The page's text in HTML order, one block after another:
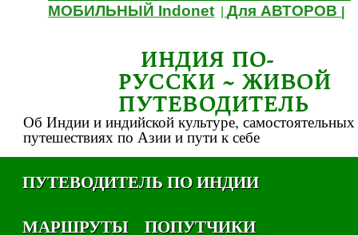
МОБИЛЬНЫЙ Indonet |Для АВТОРОВ
ИНДИЯ ПО-
РУССКИ ~ ЖИВОЙ
ПУТЕВОДИТЕЛЬ
Об Индии и индийской культуре, самостоятельных
путешествиях по Азии и пути к себе
ПУТЕВОДИТЕЛЬ ПО ИНДИИ
МАРШРУТЫ
ПОПУТЧИКИ